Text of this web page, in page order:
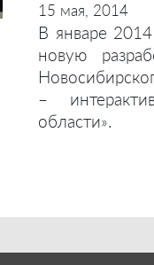
15 мая, 2014
В январе
новую
–
области».